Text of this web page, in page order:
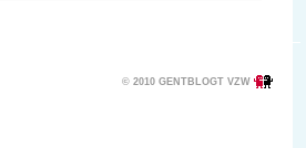
© 2010 GENTBLOGT VZW